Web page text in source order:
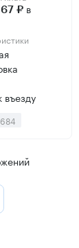
₽в
въезду